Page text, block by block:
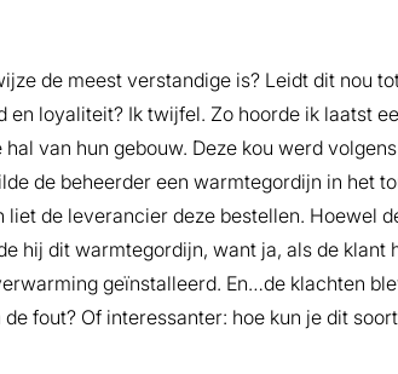
de meest verstandige is? Leidt dit nou
loyaliteit? Ik twijfel. Zo hoorde ik laatst
van hun gebouw. Deze kou werd
de beheerder een warmtegordijn in het
de leverancier deze bestellen. Hoewel
hij dit warmtegordijn, want ja, als de klant
geïnstalleerd. En…de klachten
fout? Of interessanter: hoe kun je dit